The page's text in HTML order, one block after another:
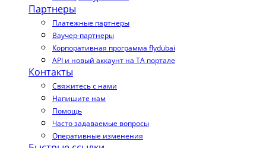
Партнеры
Платежные партнеры
Ваучер-партнеры
Корпоративная программа flydubai
API и новый аккаунт на TA портале
Контакты
Свяжитесь с нами
Напишите нам
Помощь
Часто задаваемые вопросы
Оперативные изменения